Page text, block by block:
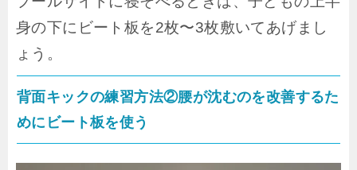
身の下にビート板を2枚〜3枚敷いてあげまし
ょう。
背面キックの練習方法②腰が沈むのを改善するた
めにビート板を使う